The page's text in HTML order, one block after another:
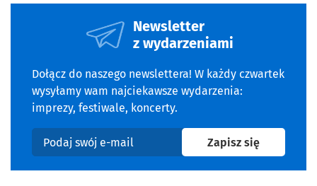
Newsletter
z wydarzeniami
Dołącz do naszego newslettera! W każdy czwartek
wysyłamy wam najciekawsze wydarzenia:
imprezy, festiwale, koncerty.
Podaj swój e-mail
Zapisz sięna